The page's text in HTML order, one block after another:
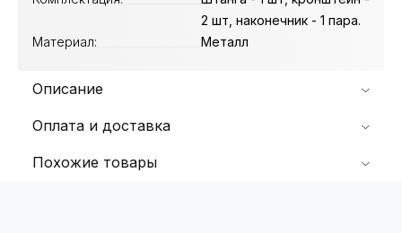
2 шт, наконечник - 1 пара.
Материал:
Металл
Описание
Оплата и доставка
Похожие товары